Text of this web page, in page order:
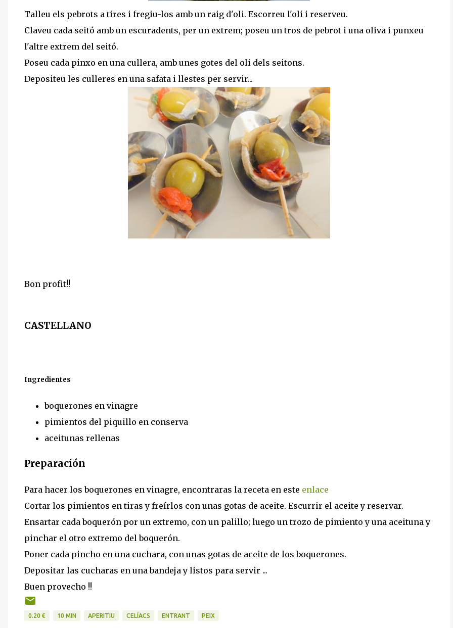
Talleu els pebrots a tires i fregiu-los amb un raig d'oli. Escorreu l'oli i reserveu.
Claveu cada seitó amb un escuradents, per un extrem; poseu un tros de pebrot i una oliva i punxeu
l'altre extrem del seitó.
Poseu cada pinxo en una cullera, amb unes gotes del oli dels seitons.
Depositeu les culleres en una safata i llestes per servir...
Bon profit!!
CASTELLANO
Ingredientes
boquerones en vinagre
pimientos del piquillo en conserva
aceitunas rellenas
Preparación
Para hacer los boquerones en vinagre, encontraras la receta en este enlace
Cortar los pimientos en tiras y freírlos con unas gotas de aceite. Escurrir el aceite y reservar.
Ensartar cada boquerón por un extremo, con un palillo; luego un trozo de pimiento y una aceituna y
pinchar el otro extremo del boquerón.
Poner cada pincho en una cuchara, con unas gotas de aceite de los boquerones.
Depositar las cucharas en una bandeja y listos para servir ...
Buen provecho !!
0.20 € 10 MIN APERITIU CELÍACS ENTRANT PEIX